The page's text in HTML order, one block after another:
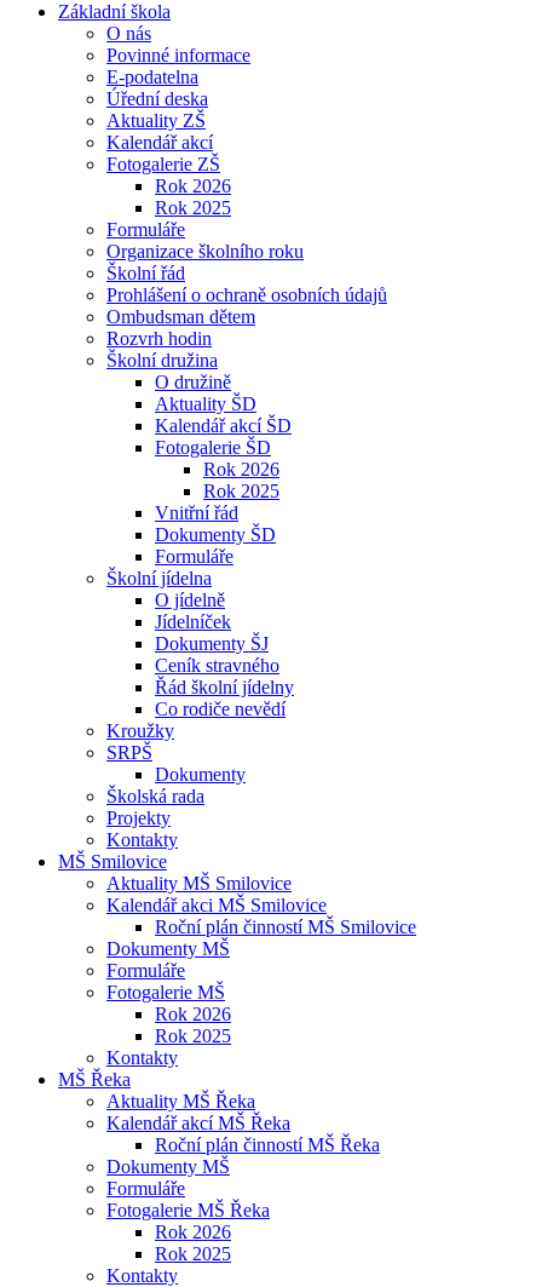
Základní škola
O nás
Povinné informace
E-podatelna
Úřední deska
Aktuality ZŠ
Kalendář akcí
Fotogalerie ZŠ
Rok 2026
Rok 2025
Formuláře
Organizace školního roku
Školní řád
Prohlášení o ochraně osobních údajů
Ombudsman dětem
Rozvrh hodin
Školní družina
O družině
Aktuality ŠD
Kalendář akcí ŠD
Fotogalerie ŠD
Rok 2026
Rok 2025
Vnitřní řád
Dokumenty ŠD
Formuláře
Školní jídelna
O jídelně
Jídelníček
Dokumenty ŠJ
Ceník stravného
Řád školní jídelny
Co rodiče nevědí
Kroužky
SRPŠ
Dokumenty
Školská rada
Projekty
Kontakty
MŠ Smilovice
Aktuality MŠ Smilovice
Kalendář akci MŠ Smilovice
Roční plán činností MŠ Smilovice
Dokumenty MŠ
Formuláře
Fotogalerie MŠ
Rok 2026
Rok 2025
Kontakty
MŠ Řeka
Aktuality MŠ Řeka
Kalendář akcí MŠ Řeka
Roční plán činností MŠ Řeka
Dokumenty MŠ
Formuláře
Fotogalerie MŠ Řeka
Rok 2026
Rok 2025
Kontakty